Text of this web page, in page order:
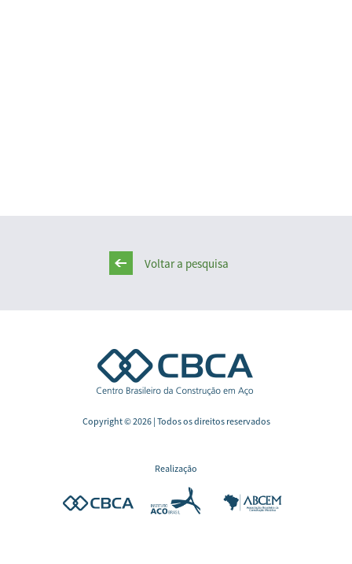
Voltar a pesquisa
Copyright © 2026 | Todos os direitos reservados
Realização